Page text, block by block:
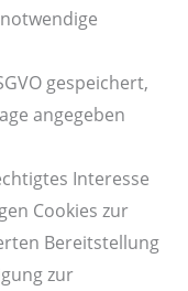
gespeichert,
angegeben
Interesse
Cookies zur
Bereitstellung
zur